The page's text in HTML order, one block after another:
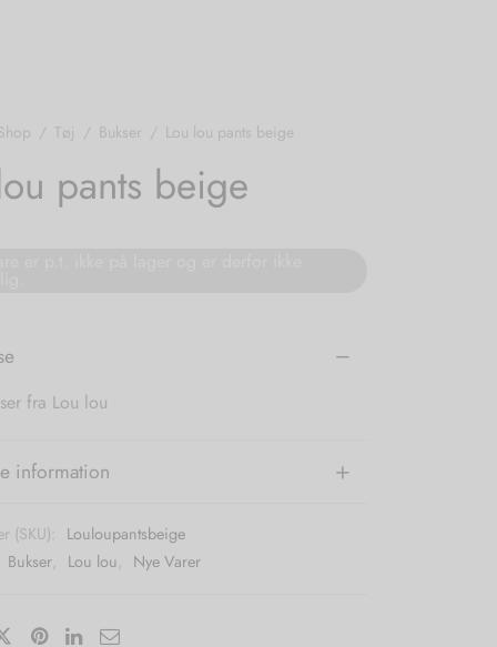
/ Tøj / Bukser / Lou lou pants beige
pants beige
fra Lou lou
information
(SKU): Louloupantsbeige
Bukser, Lou lou, Nye Varer